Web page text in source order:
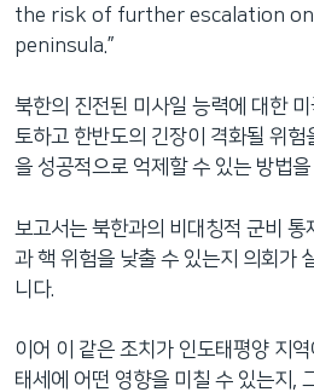
the risk of further escalation
peninsula.”
북한의 진전된 미사일 능력에 대한
토하고 한반도의 긴장이 격화될 위
을 성공적으로 억제할 수 있는 방법
보고서는 북한과의 비대칭적 군비
과 핵 위험을 낮출 수 있는지 의회가
니다.
이어 이 같은 조치가 인도태평양 지
태세에 어떤 영향을 미칠 수 있는지,